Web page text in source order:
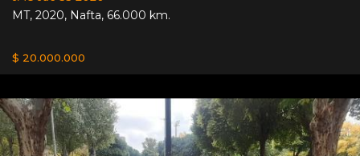
MT, 2020, Nafta, 66.000 km.
$ 20.000.000